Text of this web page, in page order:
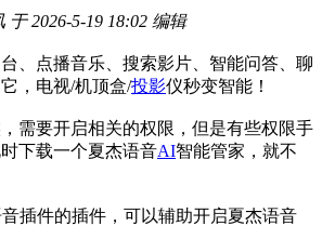
2026-5-19 18:02 编辑
、点播音乐、搜索影片、智能问答、聊
，电视/机顶盒/投影仪秒变智能！
需要开启相关的权限，但是有些权限手
下载一个夏杰语音AI智能管家，就不
插件的插件，可以辅助开启夏杰语音